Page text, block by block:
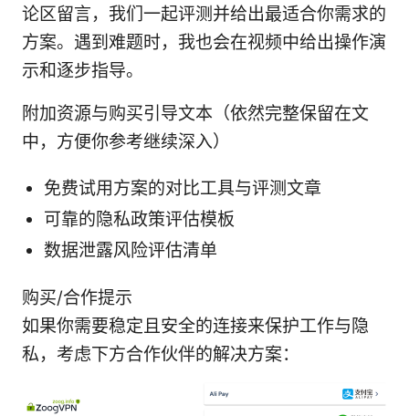
论区留言，我们一起评测并给出最适合你需求的
方案。遇到难题时，我也会在视频中给出操作演
示和逐步指导。
附加资源与购买引导文本（依然完整保留在文
中，方便你参考继续深入）
免费试用方案的对比工具与评测文章
可靠的隐私政策评估模板
数据泄露风险评估清单
购买/合作提示
如果你需要稳定且安全的连接来保护工作与隐
私，考虑下方合作伙伴的解决方案：